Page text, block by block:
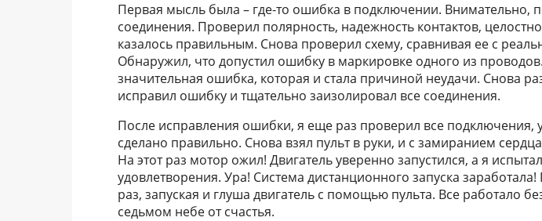
Первая мысль была – где-то ошибка в подключении. Внимательно,
соединения. Проверил полярность, надежность контактов,
казалось правильным. Снова проверил схему, сравнивая ее с
Обнаружил, что допустил ошибку в маркировке одного из
значительная ошибка, которая и стала причиной неудачи. Снова
исправил ошибку и тщательно заизолировал все соединения.
После исправления ошибки, я еще раз проверил все подключения,
сделано правильно. Снова взял пульт в руки, и с замиранием
На этот раз мотор ожил! Двигатель уверенно запустился, а я
удовлетворения. Ура! Система дистанционного запуска
раз, запуская и глуша двигатель с помощью пульта. Все работало
седьмом небе от счастья.